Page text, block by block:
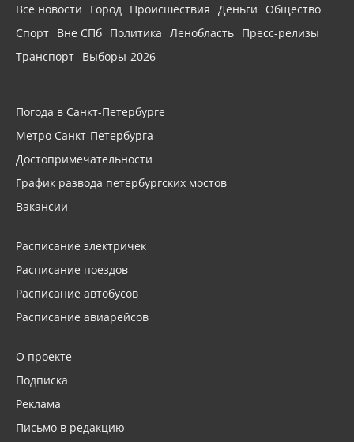
Все новости Город Происшествия Деньги
Общество
Спорт Вне СПб Политика Ленобласть Пресс-релизы
Транспорт Выборы-2026
Погода в Санкт-Петербурге
Метро Санкт-Петербурга
Достопримечательности
График развода петербургских мостов
Вакансии
Расписание электричек
Расписание поездов
Расписание автобусов
Расписание авиарейсов
О проекте
Подписка
Реклама
Письмо в редакцию